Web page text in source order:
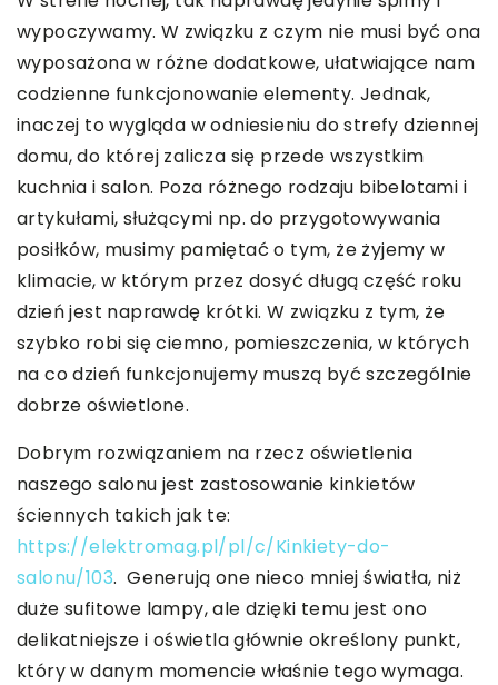
wypoczywamy. W związku z czym nie musi być ona
wyposażona w różne dodatkowe, ułatwiające nam
codzienne funkcjonowanie elementy. Jednak,
inaczej to wygląda w odniesieniu do strefy dziennej
domu, do której zalicza się przede wszystkim
kuchnia i salon. Poza różnego rodzaju bibelotami i
artykułami, służącymi np. do przygotowywania
posiłków, musimy pamiętać o tym, że żyjemy w
klimacie, w którym przez dosyć długą część roku
dzień jest naprawdę krótki. W związku z tym, że
szybko robi się ciemno, pomieszczenia, w których
na co dzień funkcjonujemy muszą być szczególnie
dobrze oświetlone.
Dobrym rozwiązaniem na rzecz oświetlenia
naszego salonu jest zastosowanie kinkietów
ściennych takich jak te:
https://elektromag.pl/pl/c/Kinkiety-do-
salonu/103. Generują one nieco mniej światła, niż
duże sufitowe lampy, ale dzięki temu jest ono
delikatniejsze i oświetla głównie określony punkt,
który w danym momencie właśnie tego wymaga.